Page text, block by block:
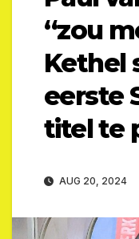
“zou
Kethel
eerste
titel te
AUG 20, 2024